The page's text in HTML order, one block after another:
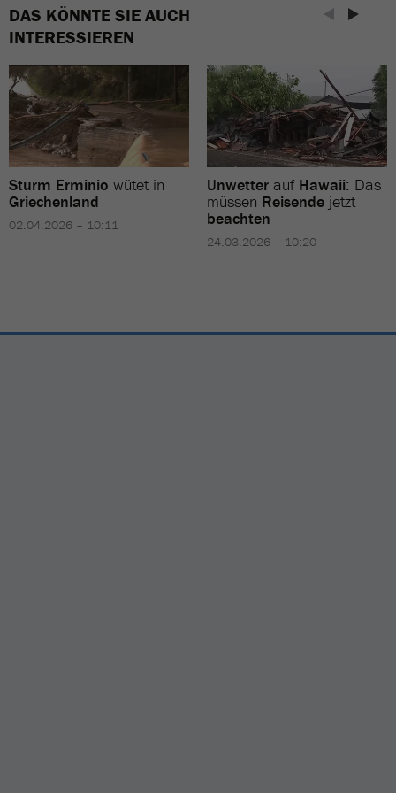
DAS KÖNNTE SIE AUCH
INTERESSIEREN
Sturm Erminio wütet in
Griechenland
02.04.2026 – 10:11
Unwetter auf Hawaii: Das
müssen Reisende jetzt
beachten
24.03.2026 – 10:20